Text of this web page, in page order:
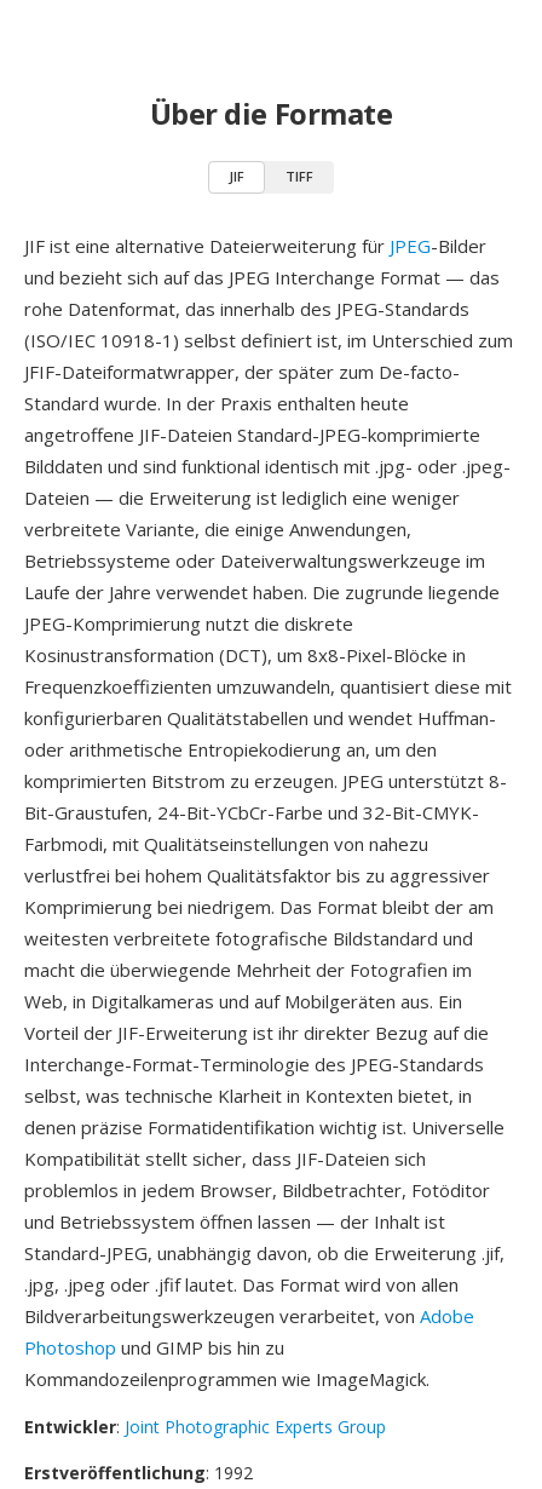
Über die Formate
JIF TIFF
JIF ist eine alternative Dateierweiterung für JPEG-Bilder
und bezieht sich auf das JPEG Interchange Format — das
rohe Datenformat, das innerhalb des JPEG-Standards
(ISO/IEC 10918-1) selbst definiert ist, im Unterschied zum
JFIF-Dateiformatwrapper, der später zum De-facto-
Standard wurde. In der Praxis enthalten heute
angetroffene JIF-Dateien Standard-JPEG-komprimierte
Bilddaten und sind funktional identisch mit .jpg- oder .jpeg-
Dateien — die Erweiterung ist lediglich eine weniger
verbreitete Variante, die einige Anwendungen,
Betriebssysteme oder Dateiverwaltungswerkzeuge im
Laufe der Jahre verwendet haben. Die zugrunde liegende
JPEG-Komprimierung nutzt die diskrete
Kosinustransformation (DCT), um 8x8-Pixel-Blöcke in
Frequenzkoeffizienten umzuwandeln, quantisiert diese mit
konfigurierbaren Qualitätstabellen und wendet Huffman-
oder arithmetische Entropiekodierung an, um den
komprimierten Bitstrom zu erzeugen. JPEG unterstützt 8-
Bit-Graustufen, 24-Bit-YCbCr-Farbe und 32-Bit-CMYK-
Farbmodi, mit Qualitätseinstellungen von nahezu
verlustfrei bei hohem Qualitätsfaktor bis zu aggressiver
Komprimierung bei niedrigem. Das Format bleibt der am
weitesten verbreitete fotografische Bildstandard und
macht die überwiegende Mehrheit der Fotografien im
Web, in Digitalkameras und auf Mobilgeräten aus. Ein
Vorteil der JIF-Erweiterung ist ihr direkter Bezug auf die
Interchange-Format-Terminologie des JPEG-Standards
selbst, was technische Klarheit in Kontexten bietet, in
denen präzise Formatidentifikation wichtig ist. Universelle
Kompatibilität stellt sicher, dass JIF-Dateien sich
problemlos in jedem Browser, Bildbetrachter, Fotöditor
und Betriebssystem öffnen lassen — der Inhalt ist
Standard-JPEG, unabhängig davon, ob die Erweiterung .jif,
.jpg, .jpeg oder .jfif lautet. Das Format wird von allen
Bildverarbeitungswerkzeugen verarbeitet, von Adobe
Photoshop und GIMP bis hin zu
Kommandozeilenprogrammen wie ImageMagick.
Entwickler: Joint Photographic Experts Group
Erstveröffentlichung: 1992